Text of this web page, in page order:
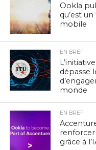
Ookla
qu’est un
mobile
EN BREF
dépasse
monde
EN BREF
renforcer
grâce à